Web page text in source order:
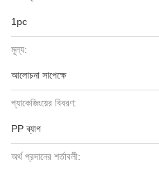
1pc
মূল্য:
আলোচনা সাপেক্ষে
প্যাকেজিংয়ের বিবরণ:
PP ব্যাগ
অর্থ প্রদানের শর্তাবলী: